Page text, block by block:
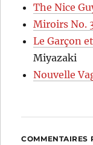
The Nice
Miroirs No.
Le Garçon
Miyazaki
Nouvelle
COMMENTAIRES